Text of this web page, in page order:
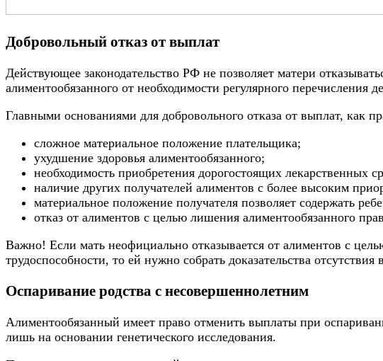
Добровольный отказ от выплат
Действующее законодательство РФ не позволяет матери
алиментообязанного от необходимости регулярного перечисления
Главными основаниями для добровольного отказа от выплат, как
сложное материальное положение плательщика;
ухудшение здоровья алиментообязанного;
необходимость приобретения дорогостоящих лекарственных
наличие других получателей алиментов с более высоким
материальное положение получателя позволяет содержать
отказ от алиментов с целью лишения алиментообязанного
Важно! Если мать неофициально отказывается от алиментов с
трудоспособности, то ей нужно собрать доказательства отсутствия
Оспаривание родства с несовершеннолетним
Алиментообязанный имеет право отменить выплаты при
лишь на основании генетического исследования.